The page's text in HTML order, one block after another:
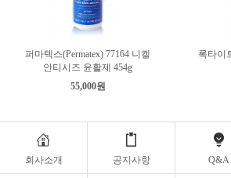
퍼마텍스(Permatex) 77164 니켈
안티시즈 윤활제 454g
55,000원
록타이
회사소개 공지사항 Q&A